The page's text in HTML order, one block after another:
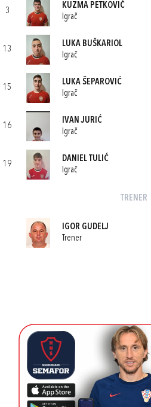
3
KUZMA PETKOVIĆ
Igrač
13
LUKA BUŠKARIOL
Igrač
15
LUKA ŠEPAROVIĆ
Igrač
16
IVAN JURIĆ
Igrač
19
DANIEL TULIĆ
Igrač
TRENER
IGOR GUDELJ
Trener